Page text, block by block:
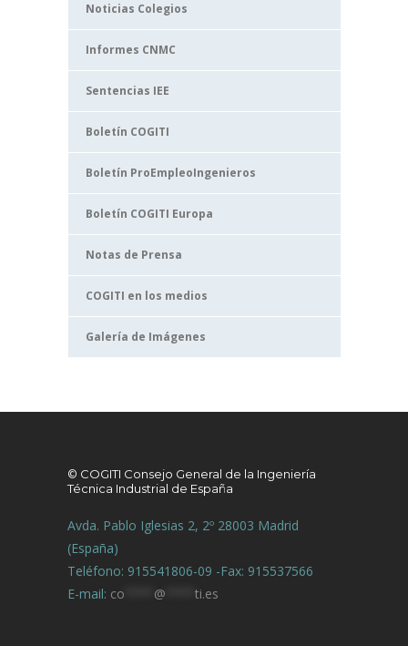
Noticias Colegios
Informes CNMC
Sentencias IEE
Boletín COGITI
Boletín ProEmpleoIngenieros
Boletín COGITI Europa
Notas de Prensa
COGITI en los medios
Galería de Imágenes
© COGITI Consejo General de la Ingeniería
Técnica Industrial de España
Avda. Pablo Iglesias 2, 2º 28003 Madrid
(España)
Teléfono: 915541806-09 -Fax: 915537566
E-mail: co @ ti.es